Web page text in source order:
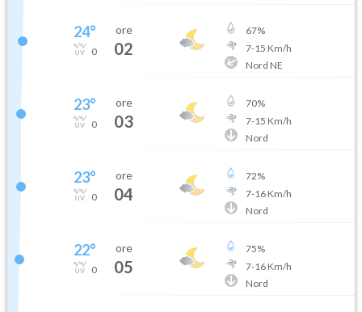
24°
0
ore
02
67%
7-15 Km/h
Nord NE
23°
0
ore
03
70%
7-15 Km/h
Nord
23°
0
ore
04
72%
7-16Km/h
Nord
22°
0
ore
05
75%
7-16Km/h
Nord